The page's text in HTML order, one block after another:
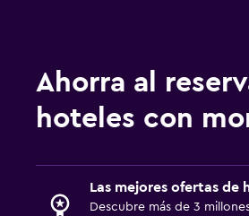
Ahorra al
hoteles con
Las mejores ofertas de
Descubre más de 3